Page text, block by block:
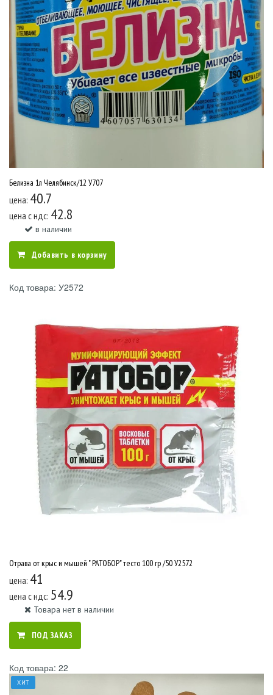
Белизна 1л Челябинск/12 У707
цена: 40.7
цена c ндс: 42.8
в наличии
Добавить в корзину
Код товара: У2572
Отрава от крыс и мышей " РАТОБОР" тесто 100 гр /50 У2572
цена: 41
цена c ндс: 54.9
Товара нет в наличии
ПОД ЗАКАЗ
Код товара: 22
ХИТ